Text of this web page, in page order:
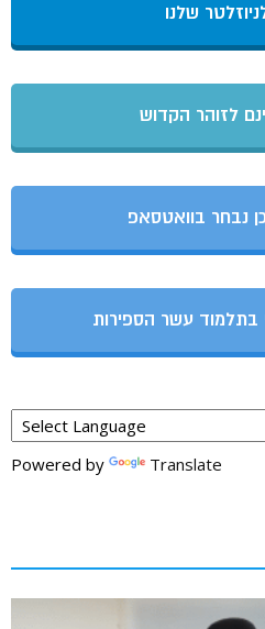
שלנו
לזוהר הקדוש
נבחר בוואטסאפ
בתלמוד עשר הספירות
Powered by Translate